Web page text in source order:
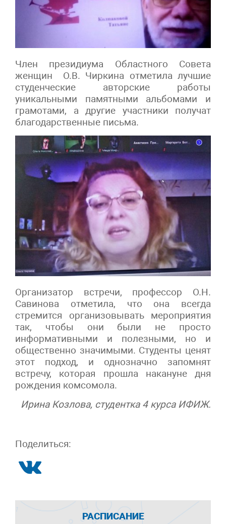
Член президиума Областного Совета
женщин О.В. Чиркина отметила лучшие
студенческие авторские работы
уникальными памятными альбомами и
грамотами, а другие участники получат
благодарственные письма.
Организатор встречи, профессор О.Н.
Савинова отметила, что она всегда
стремится организовывать мероприятия
так, чтобы они были не просто
информативными и полезными, но и
общественно значимыми. Студенты ценят
этот подход, и однозначно запомнят
встречу, которая прошла накануне дня
рождения комсомола.
Ирина Козлова, студентка 4 курса ИФИЖ.
Поделиться:
РАСПИСАНИЕ